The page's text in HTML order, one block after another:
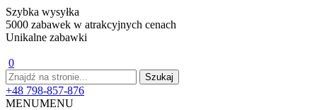
Szybka wysyłka
5000 zabawek w atrakcyjnych cenach
Unikalne zabawki
0
+48 798-857-876
MENUMENU